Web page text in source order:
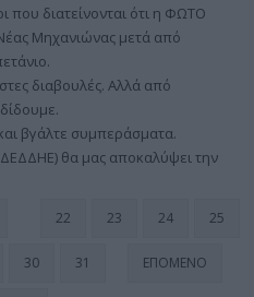
που διατείνονται ότι η ΦΩΤΟ
Μηχανιώνας μετά από
διαβουλές. Αλλά από
βγάλτε συμπεράσματα.
θα μας αποκαλύψει την
22 23 24 25
30 31 ΕΠΌΜΕΝΟ